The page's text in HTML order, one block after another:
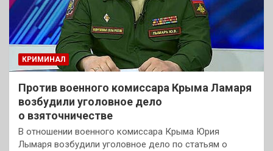
КРИМИНАЛ
Против военного комиссара Крыма Ламаря
возбудили уголовное дело
о взяточничестве
В отношении военного комиссара Крыма Юрия
Лымаря возбудили уголовное дело по статьям о